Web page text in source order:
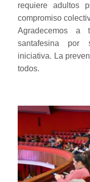
requiere adultos
compromiso
Agradecemos a
santafesina por
iniciativa. La
todos.